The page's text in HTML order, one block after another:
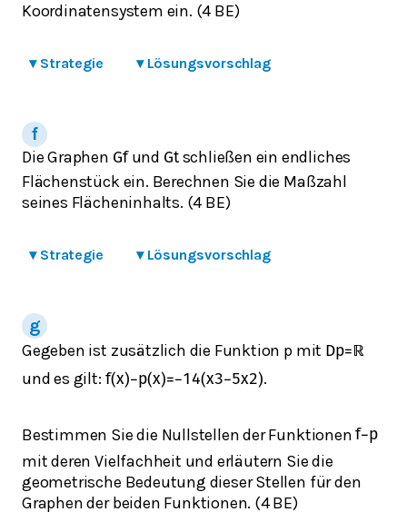
Koordinatensystem ein. (4 BE)
▾ Strategie ▾ Lösungsvorschlag
Die Graphen Gfund Gtschließen ein endliches
Flächenstück ein. Berechnen Sie die Maßzahl
seines Flächeninhalts. (4 BE)
▾ Strategie ▾ Lösungsvorschlag
Gegeben ist zusätzlich die Funktion p mit Dp= ℝ
und es gilt: f(x)−p(x)=−1 4(x3−5x2).
Bestimmen Sie die Nullstellen der Funktionenf−p
mit deren Vielfachheit und erläutern Sie die
geometrische Bedeutung dieser Stellen für den
Graphen der beiden Funktionen. (4 BE)